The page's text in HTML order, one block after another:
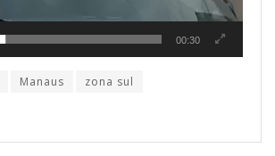
00:30
Manaus zona sul